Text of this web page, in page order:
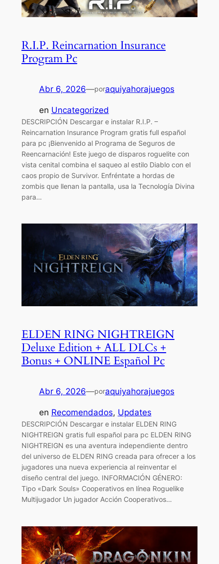
R.I.P. Reincarnation Insurance
Program Pc
Abr 6, 2026—poraquiyahorajuegos
en Uncategorized
DESCRIPCIÓN Descargar e instalar R.I.P. –
Reincarnation Insurance Program gratis full español
para pc ¡Bienvenido al Programa de Seguros de
Reencarnación! Este juego de disparos roguelite con
vista cenital combina el saqueo al estilo Diablo con el
caos propio de Survivor. Enfréntate a hordas de
zombis que llenan la pantalla, usa la Tecnología Divina
para…
ELDEN RING NIGHTREIGN
Deluxe Edition + ALL DLCs +
Bonus + ONLINE Español Pc
Abr 6, 2026—poraquiyahorajuegos
en Recomendados, Updates
DESCRIPCIÓN Descargar e instalar ELDEN RING
NIGHTREIGN gratis full español para pc ELDEN RING
NIGHTREIGN es una aventura independiente dentro
del universo de ELDEN RING creada para ofrecer a los
jugadores una nueva experiencia al reinventar el
diseño central del juego. INFORMACIÓN GÉNERO:
Tipo «Dark Souls» Cooperativos en línea Roguelike
Multijugador Un jugador Acción Cooperativos…